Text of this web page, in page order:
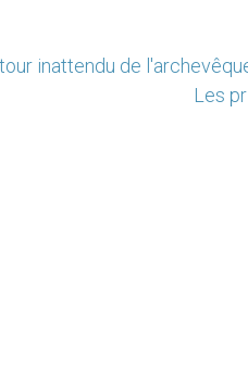
inattendu de
Les